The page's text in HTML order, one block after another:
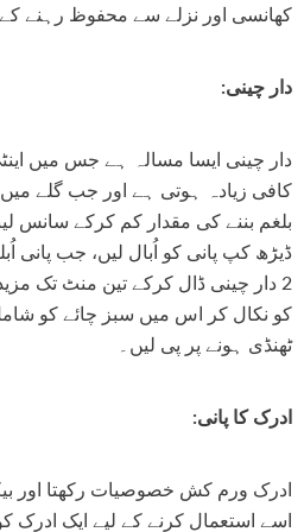
-50%
Pinkish Lips & Cheek Tint (گلابی
115
ADD TO CART
کھانسی اور نزلے سے محفوظ رہنے کے
دار چینی:
دار چینی ایسا مسالہ ہے جس میں
کافی زیادہ ہوتی ہے اور جب گلے
بلغم بننے کی مقدار کم کرکے سانس
ڈیڑھ کپ پانی کو اُبال لیں، جب پانی
2 دار چینی ڈال کرکے تین منٹ تک
کو نکال کر اس میں سبز چائے کو
ٹھنڈی ہونے پر پی لیں۔
ادرک کا پانی:
ادرک ورم کش خصوصیات رکھتا اور
اسے استعمال کرنے کے لیے ایک ادرک